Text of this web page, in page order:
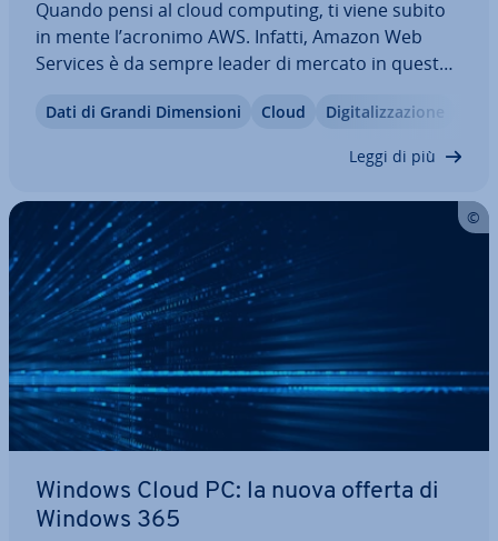
Quando pensi al cloud computing, ti viene subito
in mente l’acronimo AWS. Infatti, Amazon Web
Services è da sempre leader di mercato in questo
soluzione ideale per ogni azienda. Oggi esistono
Dati di Grandi Di­men­sio­ni Cloud Di­gi­ta­liz­za­zio­ne
Leggi di più
Windows Cloud PC: la nuova offerta di
Windows 365